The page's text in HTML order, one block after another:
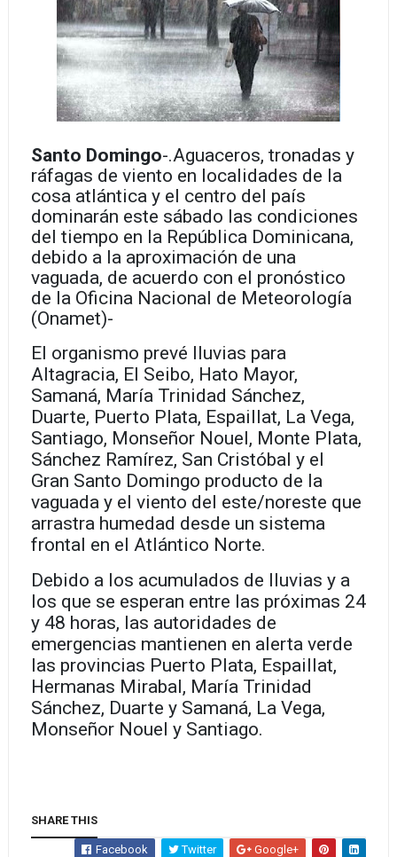
Santo Domingo-.Aguaceros, tronadas y
ráfagas de viento en localidades de la
cosa atlántica y el centro del país
dominarán este sábado las condiciones
del tiempo en la República Dominicana,
debido a la aproximación de una
vaguada, de acuerdo con el pronóstico
de la Oficina Nacional de Meteorología
(Onamet)-
El organismo prevé lluvias para
Altagracia, El Seibo, Hato Mayor,
Samaná, María Trinidad Sánchez,
Duarte, Puerto Plata, Espaillat, La Vega,
Santiago, Monseñor Nouel, Monte Plata,
Sánchez Ramírez, San Cristóbal y el
Gran Santo Domingo producto de la
vaguada y el viento del este/noreste que
arrastra humedad desde un sistema
frontal en el Atlántico Norte.
Debido a los acumulados de lluvias y a
los que se esperan entre las próximas 24
y 48 horas, las autoridades de
emergencias mantienen en alerta verde
las provincias Puerto Plata, Espaillat,
Hermanas Mirabal, María Trinidad
Sánchez, Duarte y Samaná, La Vega,
Monseñor Nouel y Santiago.
SHARE THIS
Facebook Twitter Google+